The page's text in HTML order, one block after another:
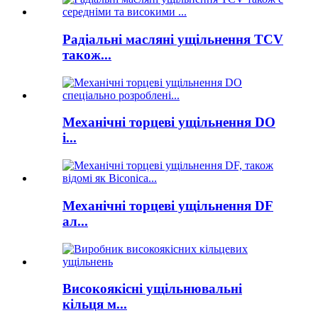
Радіальні масляні ущільнення TCV
також...
Механічні торцеві ущільнення DO
i...
Механічні торцеві ущільнення DF
ал...
Високоякісні ущільнювальні
кільця м...